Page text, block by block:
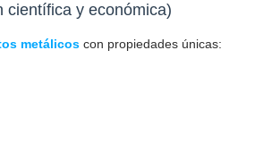
científica y económica)
metálicos con propiedades únicas: